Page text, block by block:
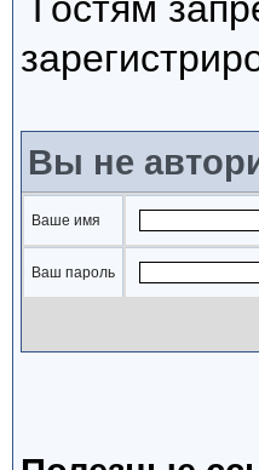
Вы не
Ваше имя
Ваш пароль